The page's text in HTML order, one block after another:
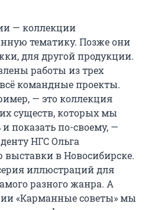
— коллекции
тематику. Позже они
для другой продукции.
работы из трех
командные проекты.
— это коллекция
существ, которых мы
показать по-своему, —
НГС Ольга
выставки в Новосибирске.
иллюстраций для
разного жанра. А
«Карманные советы» мы